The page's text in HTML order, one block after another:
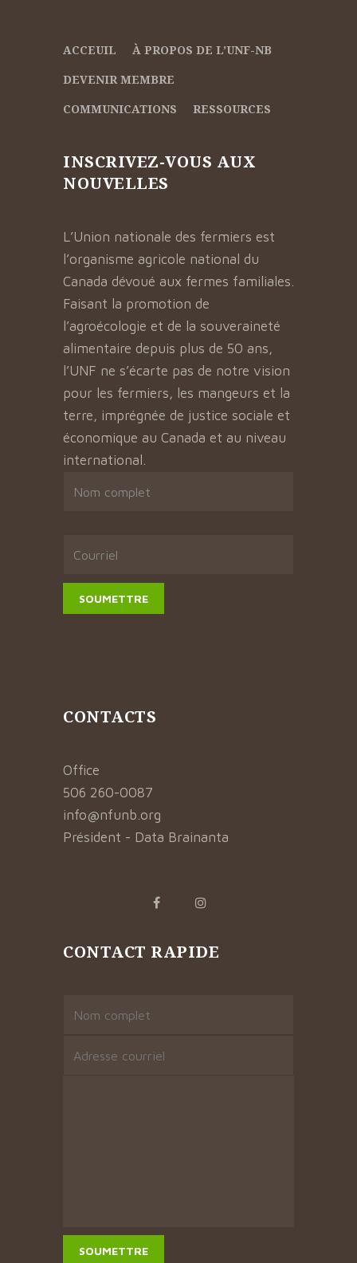
ACCEUIL
À PROPOS DE L’UNF-NB
DEVENIR MEMBRE
COMMUNICATIONS
RESSOURCES
INSCRIVEZ-VOUS AUX
NOUVELLES
L’Union nationale des fermiers est
l’organisme agricole national du
Canada dévoué aux fermes familiales.
Faisant la promotion de
l’agroécologie et de la souveraineté
alimentaire depuis plus de 50 ans,
l’UNF ne s’écarte pas de notre vision
pour les fermiers, les mangeurs et la
terre, imprégnée de justice sociale et
économique au Canada et au niveau
international.
CONTACTS
Office
506 260-0087
info@nfunb.org
Président - Data Brainanta
CONTACT RAPIDE